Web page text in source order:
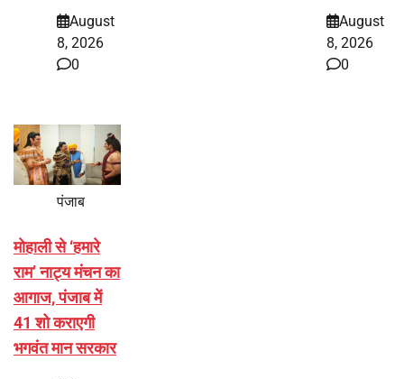
August
8, 2026
0
August
8, 2026
0
पंजाब
मोहाली से ‘हमारे
राम’ नाट्य मंचन का
आगाज, पंजाब में
41 शो कराएगी
भगवंत मान सरकार